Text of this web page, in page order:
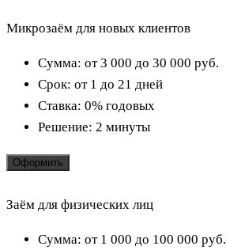
Микрозаём для новых клиентов
Сумма: от 3 000 до 30 000 руб.
Срок: от 1 до 21 дней
Ставка: 0% годовых
Решение: 2 минуты
Оформить
Заём для физических лиц
Сумма: от 1 000 до 100 000 руб.